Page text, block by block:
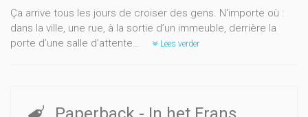
Ça arrive tous les jours de croiser des gens. N'importe où :
dans la ville, une rue, à la sortie d’un immeuble, derrière la
porte d’une salle d’attente…
Lees verder